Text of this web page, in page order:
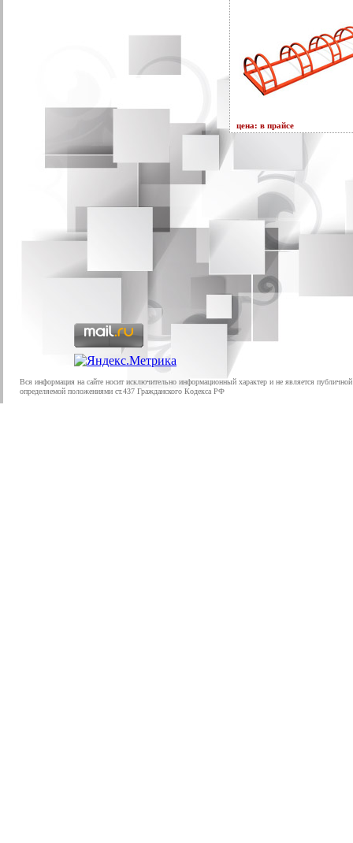
цена: в прайсе
Вся информация на сайте носит исключительно информационный характер и не является
определяемой положениями ст.437 Гражданского Кодекса РФ